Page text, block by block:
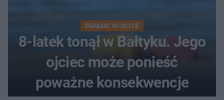
DRAMAT W USTCE
8-latek tonął w Bałtyku. Jego
ojciec może ponieść
poważne konsekwencje